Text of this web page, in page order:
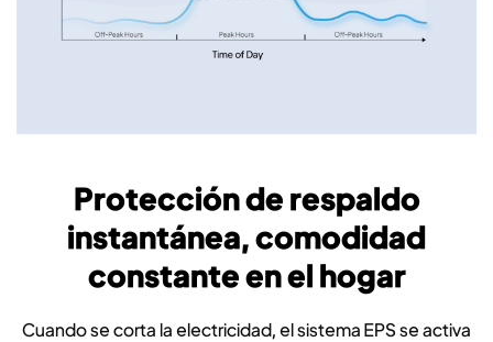
Protección de respaldo
instantánea, comodidad
constante en el hogar
Cuando se corta la electricidad, el sistema EPS se activa